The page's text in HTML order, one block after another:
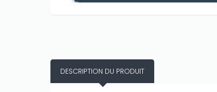
DESCRIPTION DU PRODUIT